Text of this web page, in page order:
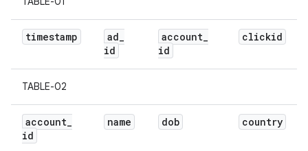
timestamp ad_
id
account_
id
clickid
TABLE-02
account_
id
name dob country